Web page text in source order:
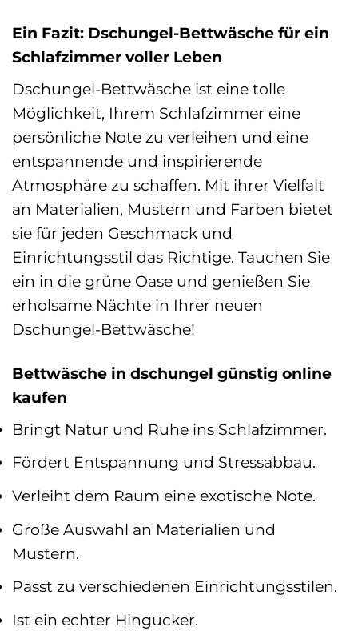
Ein Fazit: Dschungel-Bettwäsche für ein
Schlafzimmer voller Leben
Dschungel-Bettwäsche ist eine tolle
Möglichkeit, Ihrem Schlafzimmer eine
persönliche Note zu verleihen und eine
entspannende und inspirierende
Atmosphäre zu schaffen. Mit ihrer Vielfalt
an Materialien, Mustern und Farben bietet
sie für jeden Geschmack und
Einrichtungsstil das Richtige. Tauchen Sie
ein in die grüne Oase und genießen Sie
erholsame Nächte in Ihrer neuen
Dschungel-Bettwäsche!
Bettwäsche in dschungel günstig online
kaufen
Bringt Natur und Ruhe ins Schlafzimmer.
Fördert Entspannung und Stressabbau.
Verleiht dem Raum eine exotische Note.
Große Auswahl an Materialien und
Mustern.
Passt zu verschiedenen Einrichtungsstilen.
Ist ein echter Hingucker.